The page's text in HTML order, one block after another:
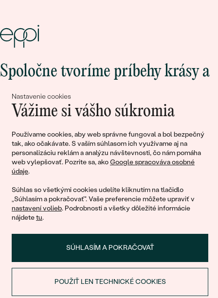
Nastavenie cookies
Vážime si vášho súkromia
Používame cookies, aby web správne fungoval a bol bezpečný
tak, ako očakávate. S vaším súhlasom ich využívame aj na
personalizáciu reklám a analýzu návštevnosti, čo nám pomáha
web vylepšovať. Pozrite sa, akoGoogle spracováva osobné
údaje.
Súhlas so všetkými cookies udelíte kliknutím na tlačidlo
„Súhlasím a pokračovať". Vaše preferencie môžete upraviť v
nastavení volieb. Podrobnosti a všetky dôležité informácie
nájdetetu.
SÚHLASÍM A POKRAČOVAŤ
POUŽIŤ LEN TECHNICKÉ COOKIES
Spoločne tvoríme príbehy krásy a
Pripojte sa k nám!
© 2011 - 2026, Eppi.sk